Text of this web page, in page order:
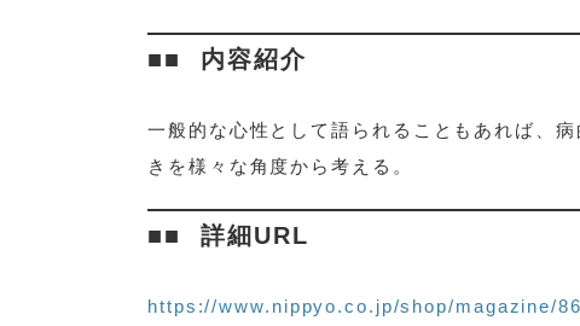
内容紹介
一般的な心性として語られることもあれば、
きを様々な角度から考える。
詳細URL
https://www.nippyo.co.jp/shop/magazine/